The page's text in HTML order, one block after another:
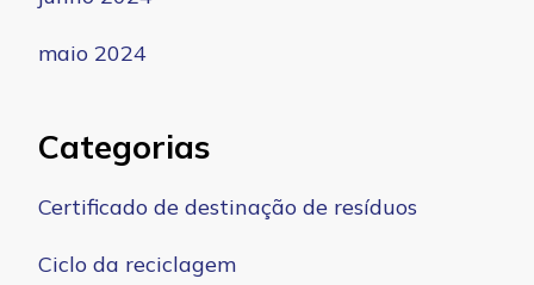
maio 2024
Categorias
Certificado de destinação de resíduos
Ciclo da reciclagem